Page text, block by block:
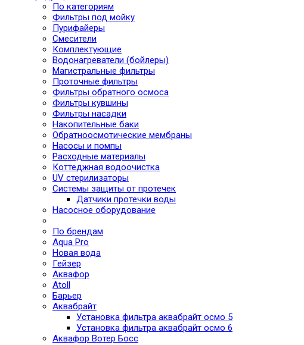
По категориям
Фильтры под мойку
Пурифайеры
Смесители
Комплектующие
Водонагреватели (бойлеры)
Магистральные фильтры
Проточные фильтры
Фильтры обратного осмоса
Фильтры кувшины
Фильтры насадки
Накопительные баки
Обратноосмотические мембраны
Насосы и помпы
Расходные материалы
Коттеджная водоочистка
UV стерилизаторы
Системы защиты от протечек
Датчики протечки воды
Насосное оборудование
По брендам
Aqua Pro
Новая вода
Гейзер
Аквафор
Atoll
Барьер
Аквабрайт
Установка фильтра аквабрайт осмо 5
Установка фильтра аквабрайт осмо 6
Аквафор Вотер Босс